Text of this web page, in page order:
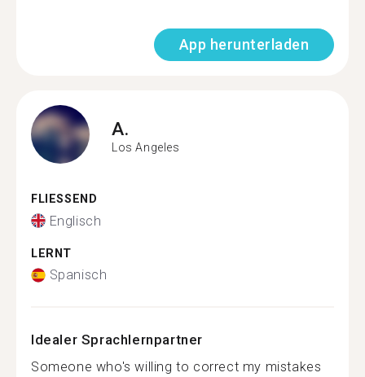
App herunterladen
A.
Los Angeles
FLIESSEND
Englisch
LERNT
Spanisch
Idealer Sprachlernpartner
Someone who's willing to correct my mistakes